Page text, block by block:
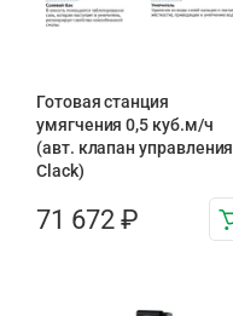
Готовая станция
умягчения 0,5 куб.м/ч
(авт. клапан управления
Clack)
71 672 ₽